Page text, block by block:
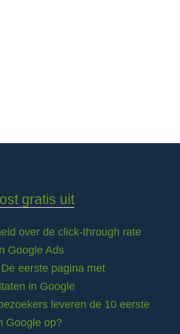
gratis uit
over de click-through rate
Google Ads
eerste pagina met
in Google
leveren de 10 eerste
Google op?